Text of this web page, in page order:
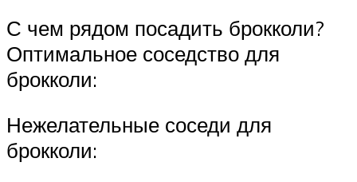
С чем рядом посадить брокколи?
Оптимальное соседство для
брокколи:
Нежелательные соседи для
брокколи: